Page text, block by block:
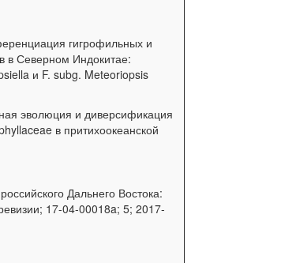
гигрофильных и
в Северном Индокитае:
и F. subg. Meteoriopsis
эволюция и диверсификация
в притихоокеанской
Дальнего Востока:
17-04-00018a; 5; 2017-